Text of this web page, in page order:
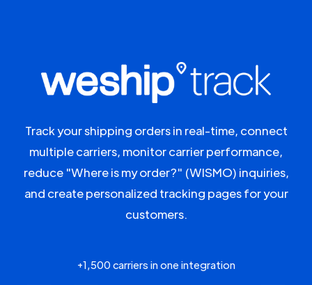
Track your shipping orders in real-time, connect
multiple carriers, monitor carrier performance,
reduce "Where is my order?" (WISMO) inquiries,
and create personalized tracking pages for your
customers.
+1,500 carriers in one integration